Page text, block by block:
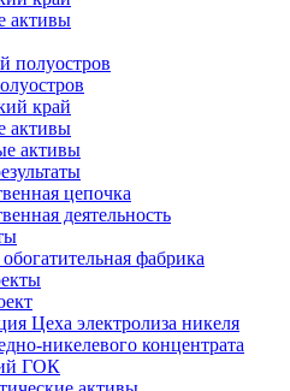
активы
полуостров
край
активы
активы
цепочка
деятельность
фабрика
Цеха электролиза никеля
никелевого концентрата
ГОК